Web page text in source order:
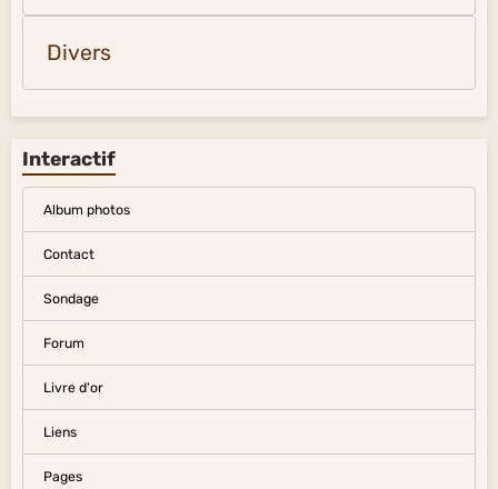
Divers
Interactif
Album photos
Contact
Sondage
Forum
Livre d'or
Liens
Pages